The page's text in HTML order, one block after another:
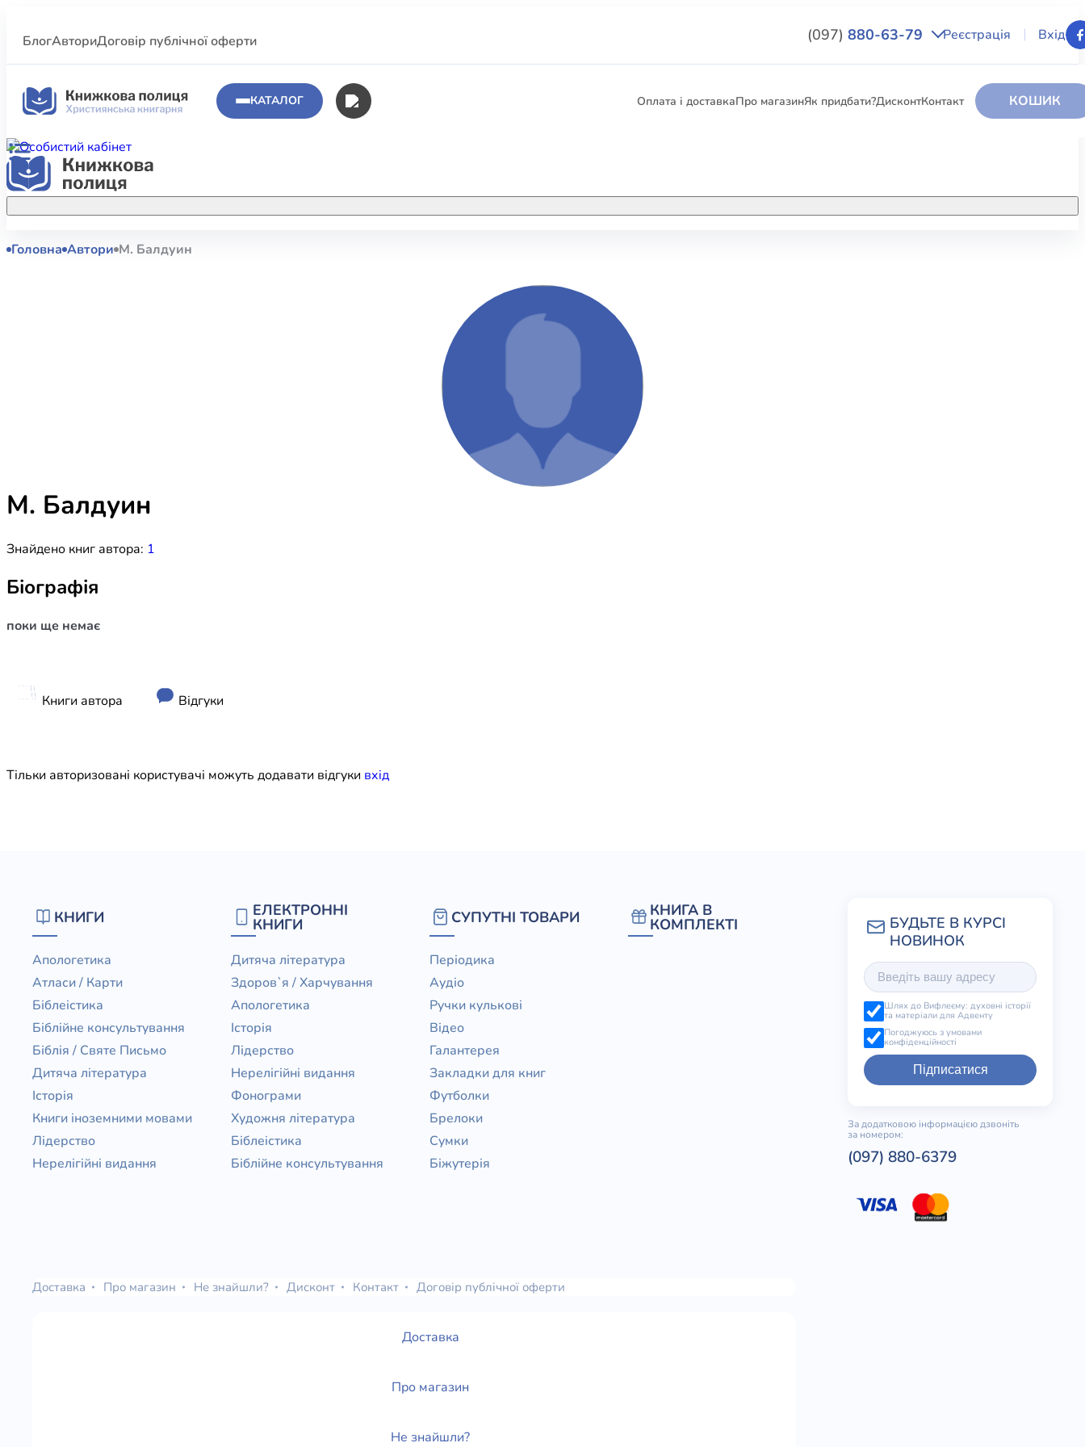
БлогАвториДоговір публічної оферти (097) 880-63-79 Реєстрація Вхід
КАТАЛОГ Оплата і доставкаПро магазинЯк придбати?ДисконтКонтакт КОШИК
Акційні пропозиції
КНИГИ
Біблійне консультування
Художня література
ЕЛЕКТРОННІ КНИГИ
КНИГА В КОМПЛЕКТІ
Головна Автори М. Балдуин
М. Балдуин
Знайдено книг автора: 1
Біографія
поки ще немає
Книги автора Відгуки
Тільки авторизовані користувачі можуть додавати відгуки вхiд
КНИГИ
Апологетика
Атласи / Карти
Біблеістика
Біблійне консультування
Біблія / Святе Письмо
Дитяча література
Історія
Книги іноземними мовами
Лідерство
Нерелігійні видання
ЕЛЕКТРОННІ
КНИГИ
Дитяча література
Здоров`я / Харчування
Апологетика
Історія
Лідерство
Нерелігійні видання
Фонограми
Художня література
Біблеістика
Біблійне консультування
СУПУТНІ ТОВАРИ
Періодика
Аудіо
Ручки кулькові
Відео
Галантерея
Закладки для книг
Футболки
Брелоки
Сумки
Біжутерія
КНИГА В
КОМПЛЕКТІ
Шлях до Вифлеєму: духовні історії
та матеріали для Адвенту
Погоджуюсь з умовами
конфіденційності
Підписатися
За додатковою інформацією дзвоніть
за номером:
(097) 880-6379
Доставка Про магазин Не знайшли? Дисконт Контакт Договір публічної оферти
Доставка
Про магазин
Не знайшли?